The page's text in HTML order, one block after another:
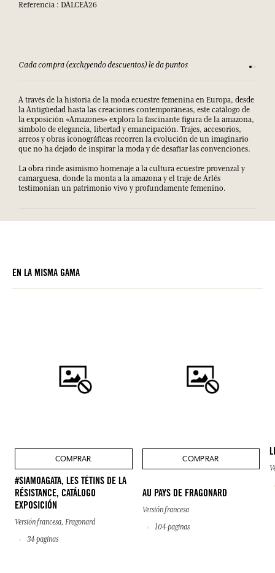
Referencia : DALCEA26
Cada compra (excluyendo descuentos) le da puntos
A través de la historia de la moda ecuestre femenina en Europa, desde
la Antigüedad hasta las creaciones contemporáneas, este catálogo de
la exposición «Amazones» explora la fascinante figura de la amazona,
símbolo de elegancia, libertad y emancipación. Trajes, accesorios,
arreos y obras iconográficas recorren la evolución de un imaginario
que no ha dejado de inspirar la moda y de desafiar las convenciones.
La obra rinde asimismo homenaje a la cultura ecuestre provenzal y
camarguesa, donde la monta a la amazona y el traje de Arlés
testimonian un patrimonio vivo y profundamente femenino.
EN LA MISMA GAMA
COMPRAR
#SIAMOAGATA, LES TÉTINS DE LA
RÉSISTANCE, CATÁLOGO
EXPOSICIÓN
Versión francesa, Fragonard
34 paginas
COMPRAR
AU PAYS DE FRAGONARD
Versión francesa
104 paginas